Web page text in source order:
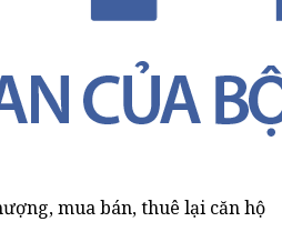
mua bán, thuê lại căn hộ